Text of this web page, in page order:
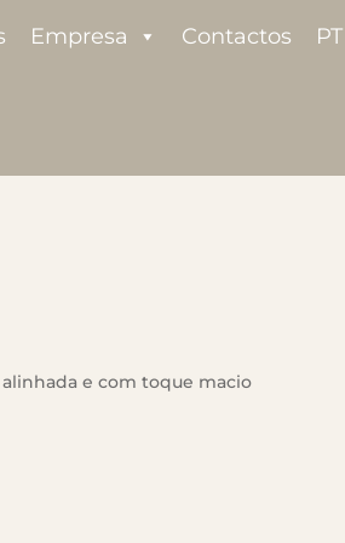
Empresa Contactos PT
e com toque macio